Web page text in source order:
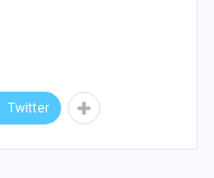
Twitter